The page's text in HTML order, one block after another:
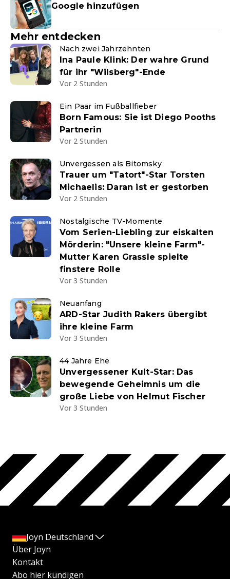
Google hinzufügen
Mehr entdecken
Nach zwei Jahrzehnten
Ina Paule Klink: Der wahre Grund
für ihr "Wilsberg"-Ende
Vor 2 Stunden
Ein Paar im Fußballfieber
Born Famous: Sie ist Diego Pooths
Partnerin
Vor 2 Stunden
Unvergessen als Bitomsky
Trauer um "Tatort"-Star Torsten
Michaelis: Daran ist er gestorben
Vor 2 Stunden
Nostalgische TV-Momente
Vom Serien-Liebling zur eiskalten
Mörderin: "Unsere kleine Farm"-
Mutter Karen Grassle spielte
finstere Rolle
Vor 3 Stunden
Neuanfang
ARD-Star Judith Rakers übergibt
ihre kleine Farm
Vor 3 Stunden
44 Jahre Ehe
Unvergessener Kult-Star: Das
bewegende Geheimnis um die
große Liebe von Helmut Fischer
Vor 3 Stunden
Joyn Deutschland
Über Joyn
Kontakt
Abo hier kündigen